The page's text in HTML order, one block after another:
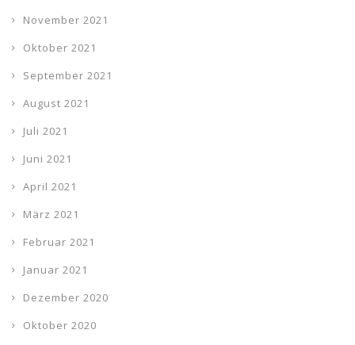
November 2021
Oktober 2021
September 2021
August 2021
Juli 2021
Juni 2021
April 2021
März 2021
Februar 2021
Januar 2021
Dezember 2020
Oktober 2020